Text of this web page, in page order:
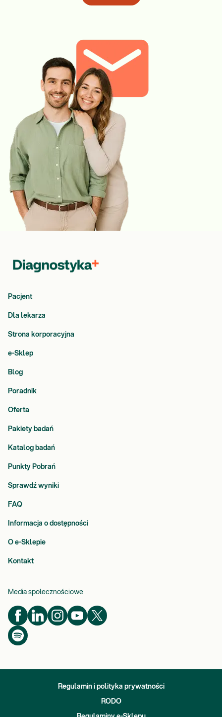
Pacjent
Dla lekarza
Strona korporacyjna
e-Sklep
Blog
Poradnik
Oferta
Pakiety badań
Katalog badań
Punkty Pobrań
Sprawdź wyniki
FAQ
Informacja o dostępności
O e-Sklepie
Kontakt
Media społecznościowe
Regulamin i polityka prywatności
RODO